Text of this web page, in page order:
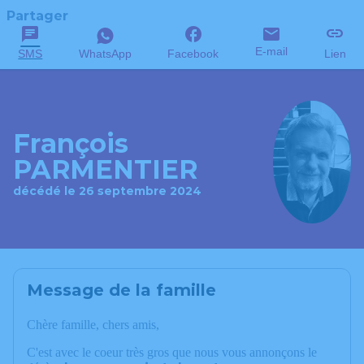
Partager
SMS WhatsApp Facebook E-mail Lien
François
PARMENTIER
décédé le 26 septembre 2024
Message de la famille
Chère famille, chers amis,
C'est avec le coeur très gros que nous vous annonçons le